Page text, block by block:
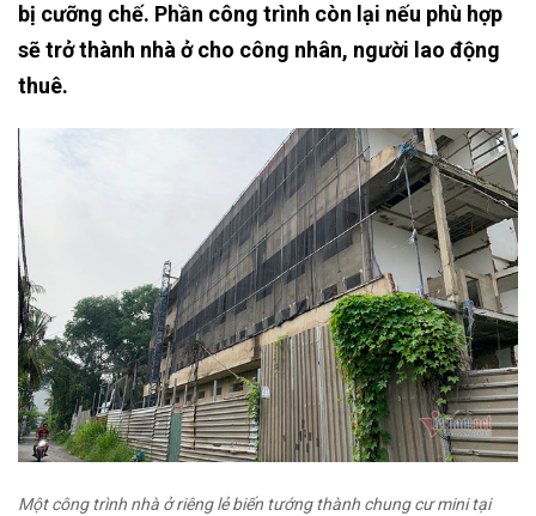
bị cưỡng chế. Phần công trình còn lại nếu phù hợp
sẽ trở thành nhà ở cho công nhân, người lao động
thuê.
Một công trình nhà ở riêng lẻ biến tướng thành chung cư mini tại